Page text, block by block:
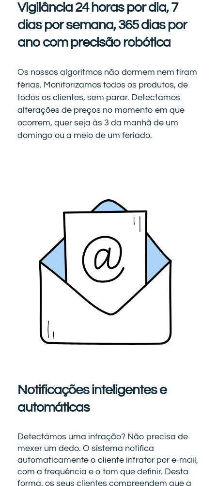
Vigilância 24 horas por dia, 7
dias por semana, 365 dias por
ano com precisão robótica
Os nossos algoritmos não dormem nem tiram
férias. Monitorizamos todos os produtos, de
todos os clientes, sem parar. Detectamos
alterações de preços no momento em que
ocorrem, quer seja às 3 da manhã de um
domingo ou a meio de um feriado.
Notificações inteligentes e
automáticas
Detectámos uma infração? Não precisa de
mexer um dedo. O sistema notifica
automaticamente o cliente infrator por e-mail,
com a frequência e o tom que definir. Desta
forma, os seus clientes compreendem que a